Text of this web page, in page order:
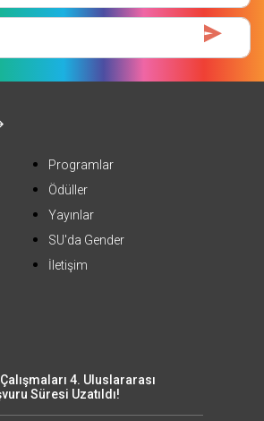
Programlar
Ödüller
Yayınlar
SU'da Gender
İletişim
4. Uluslararası
Süresi Uzatıldı!